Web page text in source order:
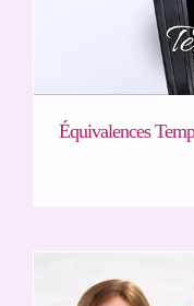
Équivalences